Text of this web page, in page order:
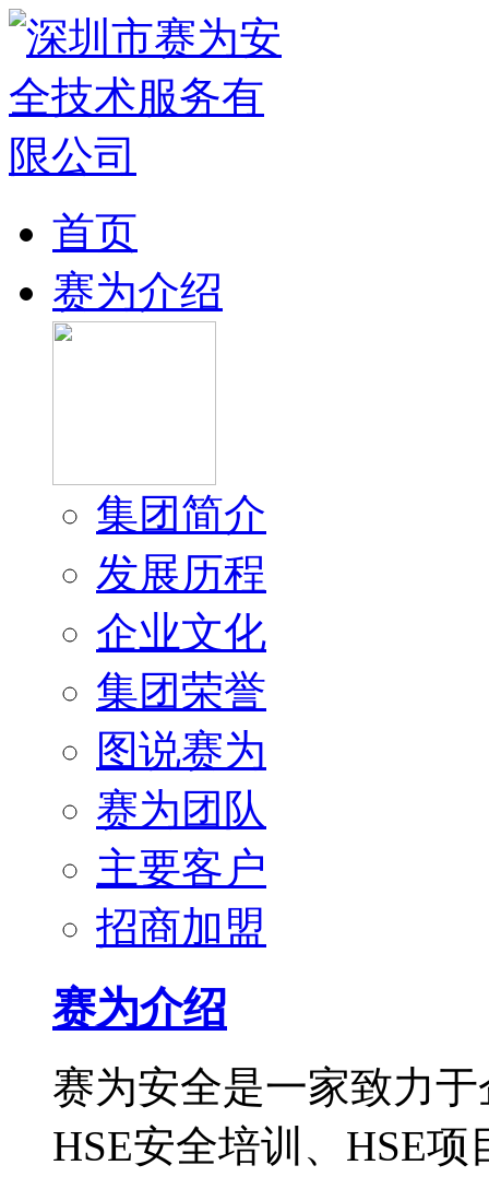
首页
赛为介绍
集团简介
发展历程
企业文化
集团荣誉
图说赛为
赛为团队
主要客户
招商加盟
赛为介绍
赛为安全是一家致力
HSE安全培训、HSE